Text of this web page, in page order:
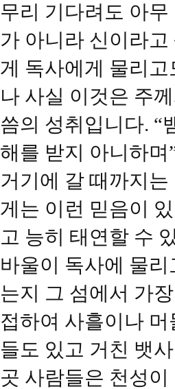
무리 기다려도 아
가 아니라 신이라
게 독사에게 물리
나 사실 이것은 주
씀의 성취입니다. “
해를 받지 아니하
거기에 갈 때까지
게는 이런 믿음이
고 능히 태연할 수
바울이 독사에 물
는지 그 섬에서 가
접하여 사흘이나
들도 있고 거친 뱃
곳 사람들은 천성